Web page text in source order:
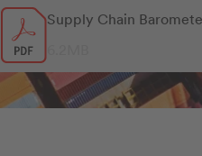
Supply Chain